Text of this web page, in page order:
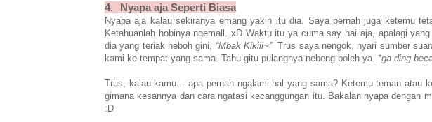
4. Nyapa aja Seperti Biasa
Nyapa aja kalau sekiranya emang yakin itu dia. Saya pernah juga ketemu
Ketahuanlah hobinya ngemall. xD Waktu itu ya cuma say hai aja, apalagi
dia yang teriak heboh gini, “Mbak Kikiii~” Trus saya nengok, nyari sumber
kami ke tempat yang sama. Tahu gitu pulangnya nebeng boleh ya. *ga ding
Trus, kalau kamu... apa pernah ngalami hal yang sama? Ketemu teman atau
gimana kesannya dan cara ngatasi kecanggungan itu. Bakalan nyapa dengan
:D